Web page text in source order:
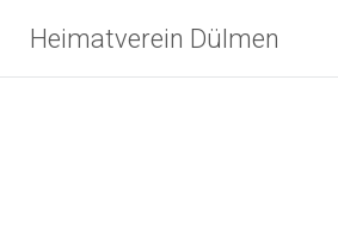
Inhalt
springen
Heimatverein Dülmen